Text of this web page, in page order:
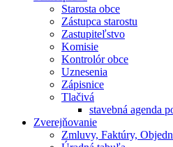
Starosta obce
Zástupca starostu
Zastupiteľstvo
Komisie
Kontrolór obce
Uznesenia
Zápisnice
Tlačivá
stavebná agenda
Zverejňovanie
Zmluvy, Faktúry,